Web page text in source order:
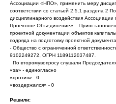
Ассоциации «НПО», применить меру
соответствии со статьей 2.5.1 раздела 2
дисциплинарного воздействия
Проектное Объединение» –
проектной документации объектов
подряда на подготовку проектной
- Общество с ограниченной
9102249272, ОГРН 1189112037487.
По второмувопросу слушали
«за» - единогласно
«против» - 0
«воздержался» - 0
Решили: